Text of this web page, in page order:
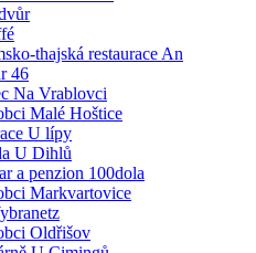
thajská restaurace An
46
Na Vrablovci
Malé Hoštice
U lípy
U Dihlů
a penzion 100dola
Markvartovice
Oldřišov